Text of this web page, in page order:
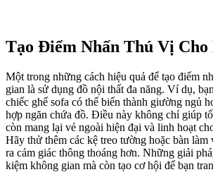
Tạo Điểm Nhấn Thú Vị Cho
Một trong những cách hiệu quả để tạo điểm
gian là sử dụng đồ nội thất đa năng. Ví dụ,
chiếc ghế sofa có thể biến thành giường ngủ
hợp ngăn chứa đồ. Điều này không chỉ giúp
còn mang lại vẻ ngoài hiện đại và linh hoạt
Hãy thử thêm các kệ treo tường hoặc bàn làm
ra cảm giác thông thoáng hơn. Những giải
kiệm không gian mà còn tạo cơ hội để bạn